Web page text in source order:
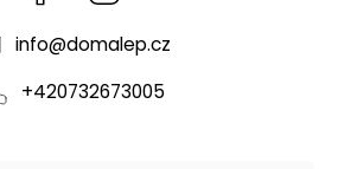
info@domalep.cz
+420732673005